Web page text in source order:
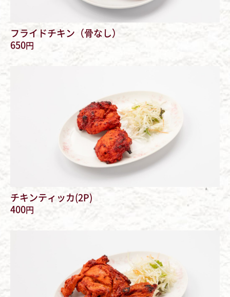
フライドチキン（骨なし）
650円
チキンティッカ(2P)
400円